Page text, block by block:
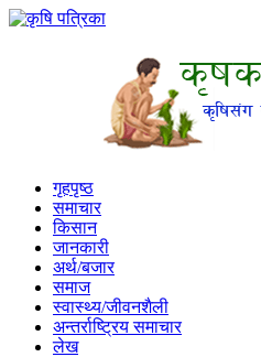
गृहपृष्ठ
समाचार
किसान
जानकारी
अर्थ/बजार
समाज
स्वास्थ्य/जीवनशैली
अन्तर्राष्ट्रिय समाचार
लेख